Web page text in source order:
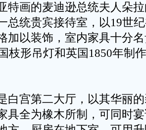
特画的麦迪逊总统夫人朵
总统贵宾接待室，以19世
加以装饰，室内家具十分
枝形吊灯和英国1850年制
宫第二大厅，以其华丽的
具全为橡木所制，可同时